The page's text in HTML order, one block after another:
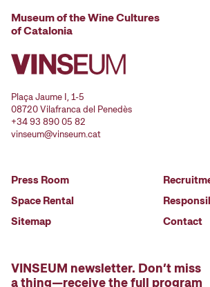
Museum of the Wine Cultures
of Catalonia
Plaça Jaume I, 1-5
08720 Vilafranca del Penedès
+34 93 890 05 82
vinseum@vinseum.cat
Press Room
Space Rental
Sitemap
Contact
VINSEUM newsletter. Don’t miss
a thing—receive the full program